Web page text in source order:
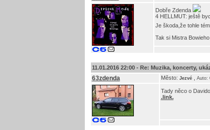
Dobře Zdenda
4 HELLMUT: ještě
Je škoda,že tohle
Tak si Mistra
11.01.2016 22:00 - Re: Muzika, koncerty,
63zdenda Město: Jezvé Auto:
Tady něco o
.link.